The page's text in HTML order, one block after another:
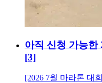
아직 신청 가능한
[3]
[2026 7월 마라톤 대